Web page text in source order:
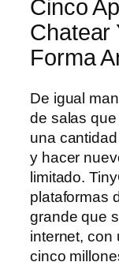
Cinco
Chatear
Forma
De igual
de salas
una
y hacer
limitado.
plataformas
grande que
internet, con
cinco